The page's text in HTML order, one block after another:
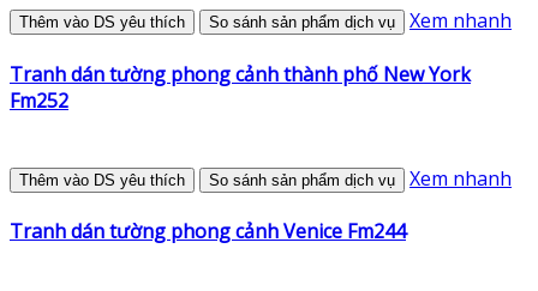
Thêm vào DS yêu thích So sánh sản phẩm dịch vụ Xem nhanh
Tranh dán tường phong cảnh thành phố New York
Fm252
Thêm vào DS yêu thích So sánh sản phẩm dịch vụ Xem nhanh
Tranh dán tường phong cảnh Venice Fm244